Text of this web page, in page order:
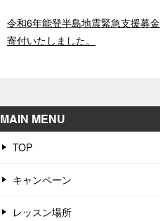
令和6年能登半島地震緊急支援募
寄付いたしました。
MAIN MENU
TOP
キャンペーン
レッスン場所